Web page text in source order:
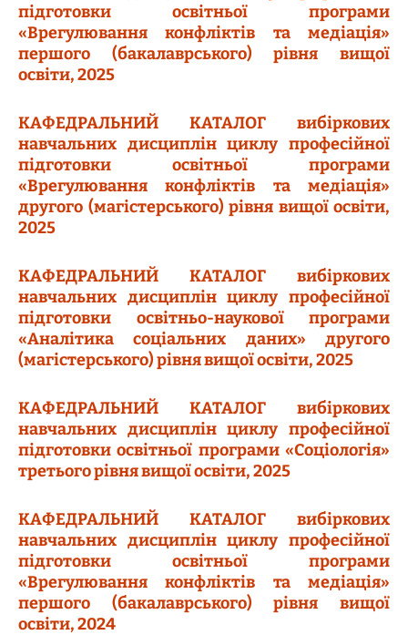
підготовки освітньої програми
«Врегулювання конфліктів та медіація»
першого (бакалаврського) рівня вищої
освіти, 2025
КАФЕДРАЛЬНИЙ КАТАЛОГ вибіркових
навчальних дисциплін циклу професійної
підготовки освітньої програми
«Врегулювання конфліктів та медіація»
другого (магістерського) рівня вищої освіти,
2025
КАФЕДРАЛЬНИЙ КАТАЛОГ вибіркових
навчальних дисциплін циклу професійної
підготовки освітньо-наукової програми
«Аналітика соціальних даних» другого
(магістерського) рівня вищої освіти, 2025
КАФЕДРАЛЬНИЙ КАТАЛОГ вибіркових
навчальних дисциплін циклу професійної
підготовки освітньої програми «Соціологія»
третього рівня вищої освіти, 2025
КАФЕДРАЛЬНИЙ КАТАЛОГ вибіркових
навчальних дисциплін циклу професійної
підготовки освітньої програми
«Врегулювання конфліктів та медіація»
першого (бакалаврського) рівня вищої
освіти, 2024